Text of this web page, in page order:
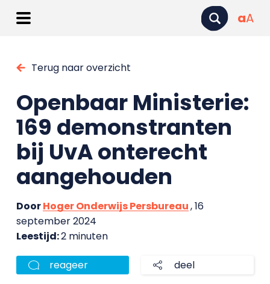
aA
Terug naar overzicht
Openbaar Ministerie:
169 demonstranten
bij UvA onterecht
aangehouden
DoorHoger Onderwijs Persbureau, 16
september 2024
Leestijd:2 minuten
reageer deel